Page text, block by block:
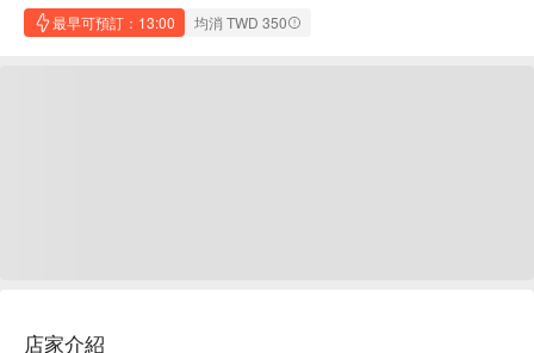
最早可預訂：13:00 均消 TWD 350
店家介紹